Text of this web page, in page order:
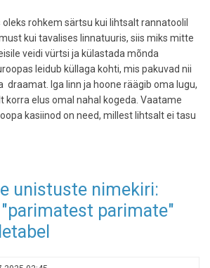
oleks rohkem särtsu kui lihtsalt rannatoolil
kui tavalises linnatuuris, siis miks mitte
veidi vürtsi ja külastada mõnda
leidub küllaga kohti, mis pakuvad nii
draamat. Iga linn ja hoone räägib oma lugu,
korra elus omal nahal kogeda. Vaatame
kasiinod on need, millest lihtsalt ei tasu
unistuste nimekiri:
parimate"